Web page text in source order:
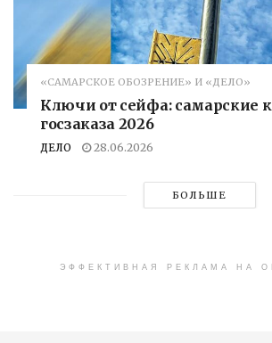
«САМАРСКОЕ ОБОЗРЕНИЕ» И «ДЕЛО»
Ключи от сейфа: самарские
госзаказа 2026
ДЕЛО 28.06.2026
БОЛЬШЕ
ЭФФЕКТИВНАЯ РЕКЛАМА НА